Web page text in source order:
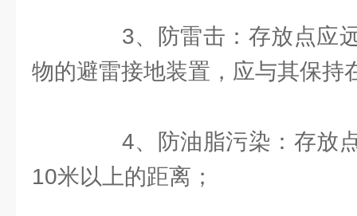
3、防雷击：存放点应远
物的避雷接地装置，应与其保持
4、防油脂污染：存放点
10米以上的距离；